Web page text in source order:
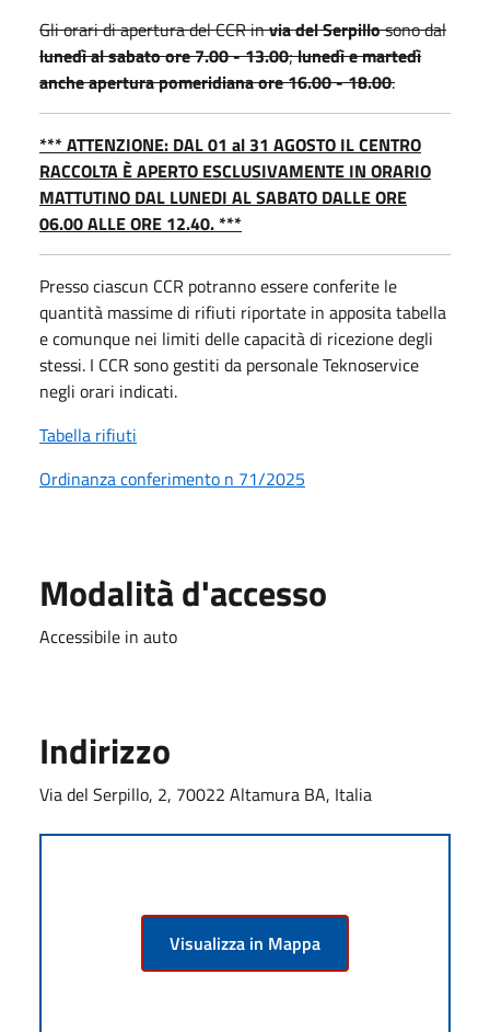
Gli orari di apertura del CCR invia del Serpillosono dal
lunedì al sabato ore 7.00 - 13.00;lunedì e martedì
anche apertura pomeridiana ore 16.00 - 18.00.
*** ATTENZIONE: DAL 01 al 31 AGOSTO IL CENTRO
RACCOLTA È APERTO ESCLUSIVAMENTE IN ORARIO
MATTUTINO DAL LUNEDI AL SABATO DALLE ORE
06.00 ALLE ORE 12.40. ***
Presso ciascun CCR potranno essere conferite le
quantità massime di rifiuti riportate in apposita tabella
e comunque nei limiti delle capacità di ricezione degli
stessi. I CCR sono gestiti da personale Teknoservice
negli orari indicati.
Tabella rifiuti
Ordinanza conferimento n 71/2025
Modalità d'accesso
Accessibile in auto
Indirizzo
Via del Serpillo, 2, 70022 Altamura BA, Italia
Visualizza in Mappa